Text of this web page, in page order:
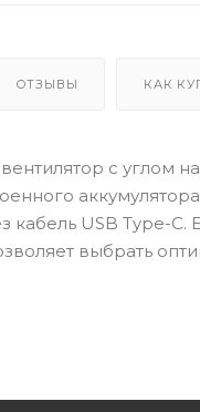
ОТЗЫВЫ КАК
с углом
кабель USB Type-
выбрать